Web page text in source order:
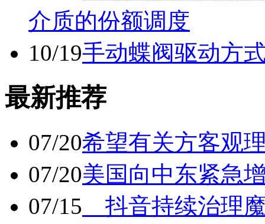
介质的份额调度
10/19手动蝶阀驱动方
最新推荐
07/20希望有关方客观
07/20美国向中东紧急
07/15 抖音持续治理